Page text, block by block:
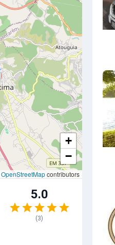
+
−
OpenStreetMapcontributors
5.0
(3)